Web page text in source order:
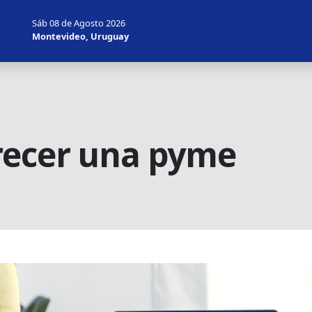
Sáb 08 de Agosto 2026
Montevideo, Uruguay
una pyme